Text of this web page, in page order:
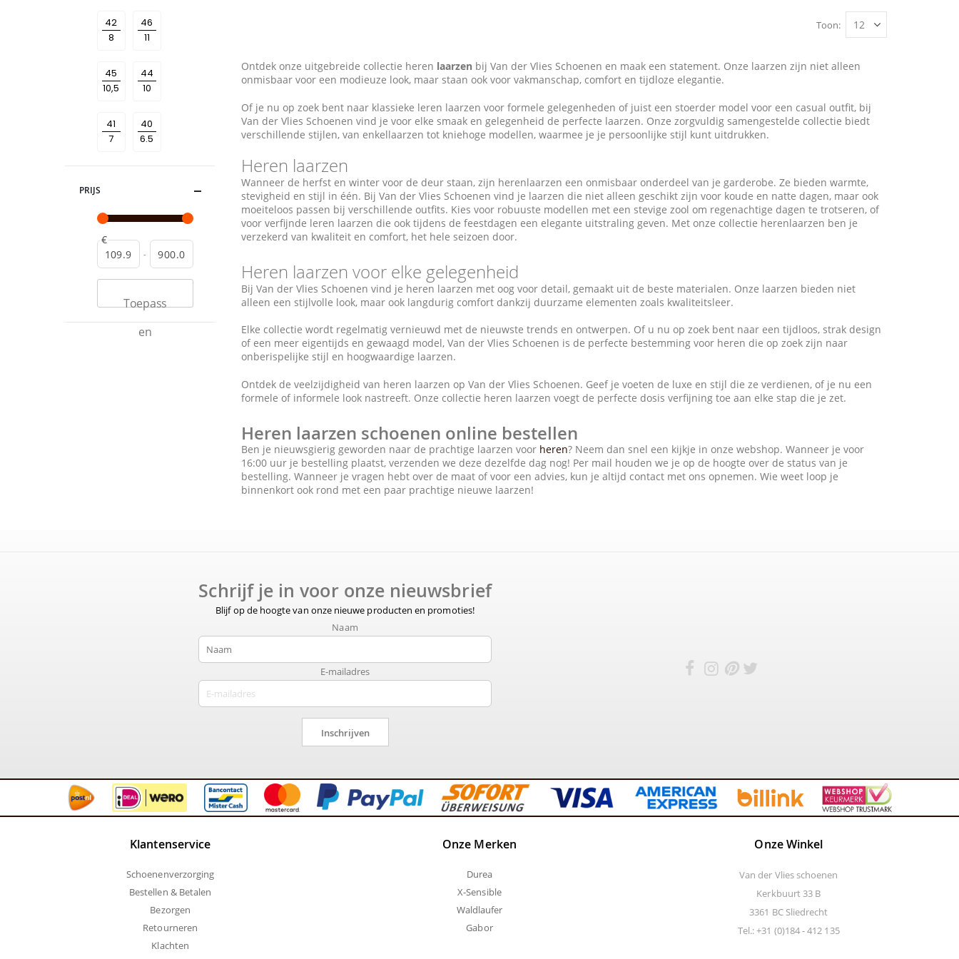
Toon
Ontdek onze uitgebreide collectie heren laarzen bij Van der Vlies Schoenen en maak een statement. Onze laarzen zijn niet alleen
onmisbaar voor een modieuze look, maar staan ook voor vakmanschap, comfort en tijdloze elegantie.
Of je nu op zoek bent naar klassieke leren laarzen voor formele gelegenheden of juist een stoerder model voor een casual outfit, bij
Van der Vlies Schoenen vind je voor elke smaak en gelegenheid de perfecte laarzen. Onze zorgvuldig samengestelde collectie biedt
verschillende stijlen, van enkellaarzen tot kniehoge modellen, waarmee je je persoonlijke stijl kunt uitdrukken.
Heren laarzen
Wanneer de herfst en winter voor de deur staan, zijn herenlaarzen een onmisbaar onderdeel van je garderobe. Ze bieden warmte,
stevigheid en stijl in één. Bij Van der Vlies Schoenen vind je laarzen die niet alleen geschikt zijn voor koude en natte dagen, maar ook
moeiteloos passen bij verschillende outfits. Kies voor robuuste modellen met een stevige zool om regenachtige dagen te trotseren, of
voor verfijnde leren laarzen die ook tijdens de feestdagen een elegante uitstraling geven. Met onze collectie herenlaarzen ben je
verzekerd van kwaliteit en comfort, het hele seizoen door.
Heren laarzen voor elke gelegenheid
Bij Van der Vlies Schoenen vind je heren laarzen met oog voor detail, gemaakt uit de beste materialen. Onze laarzen bieden niet
alleen een stijlvolle look, maar ook langdurig comfort dankzij duurzame elementen zoals kwaliteitsleer.
Elke collectie wordt regelmatig vernieuwd met de nieuwste trends en ontwerpen. Of u nu op zoek bent naar een tijdloos, strak design
of een meer eigentijds en gewaagd model, Van der Vlies Schoenen is de perfecte bestemming voor heren die op zoek zijn naar
onberispelijke stijl en hoogwaardige laarzen.
Ontdek de veelzijdigheid van heren laarzen op Van der Vlies Schoenen. Geef je voeten de luxe en stijl die ze verdienen, of je nu een
formele of informele look nastreeft. Onze collectie heren laarzen voegt de perfecte dosis verfijning toe aan elke stap die je zet.
Heren laarzen schoenen online bestellen
Ben je nieuwsgierig geworden naar de prachtige laarzen voor heren? Neem dan snel een kijkje in onze webshop. Wanneer je voor
16:00 uur je bestelling plaatst, verzenden we deze dezelfde dag nog! Per mail houden we je op de hoogte over de status van je
bestelling. Wanneer je vragen hebt over de maat of voor een advies, kun je altijd contact met ons opnemen. Wie weet loop je
binnenkort ook rond met een paar prachtige nieuwe laarzen!
42 46
45 44
41 40
PRIJS
€
-
Toepass
en
Schrijf je in voor onze nieuwsbrief
Blijf op de hoogte van onze nieuwe producten en promoties!
Naam
E-mailadres
Inschrijven
Klantenservice
Schoenenverzorging
Bestellen & Betalen
Bezorgen
Retourneren
Klachten
Onze Merken
Durea
X-Sensible
Waldlaufer
Gabor
Onze Winkel
Van der Vlies schoenen
Kerkbuurt 33 B
3361 BC Sliedrecht
Tel.: +31 (0)184 - 412 135